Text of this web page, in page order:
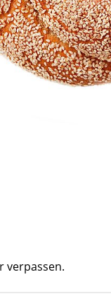
verpassen.